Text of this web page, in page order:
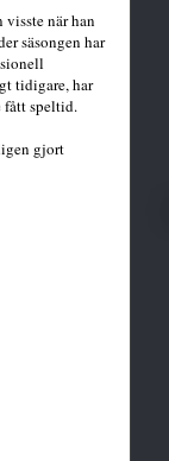
när han
säsongen har
tidigare, har
fått speltid.
gjort